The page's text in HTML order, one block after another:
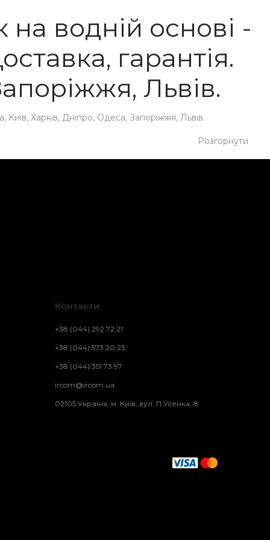
на водній основі -
гарантія.
Львів.
Харків, Дніпро, Одеса, Запоріжжя, Львів.
Розгорнути
Контакти
+38 (044) 292 72 21
+38 (044) 573 20 23
+38 (044) 351 73 97
ircom@ircom.ua
02105 Україна, м. Київ, вул. П.Усенка, 8